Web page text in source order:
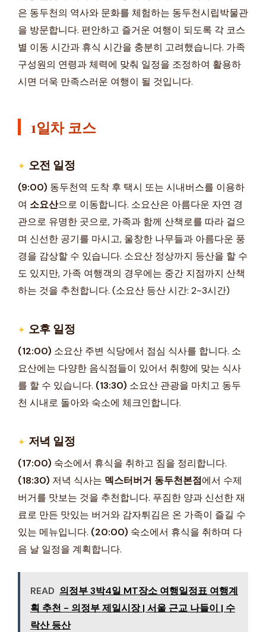
은 동두천의 역사와 문화를 체험하는 동두천시립박물관
을 방문합니다. 편안하고 즐거운 여행이 되도록 각 코스
별 이동 시간과 휴식 시간을 충분히 고려했습니다. 가족
구성원의 연령과 체력에 맞춰 일정을 조정하여 활용하
시면 더욱 만족스러운 여행이 될 것입니다.
1일차 코스
오전 일정
(9:00) 동두천역 도착 후 택시 또는 시내버스를 이용하
여 소요산으로 이동합니다. 소요산은 아름다운 자연 경
관으로 유명한 곳으로, 가족과 함께 산책로를 따라 걸으
며 신선한 공기를 마시고, 울창한 나무들과 아름다운 풍
경을 감상할 수 있습니다. 소요산 정상까지 등산을 할 수
도 있지만, 가족 여행객의 경우에는 중간 지점까지 산책
하는 것을 추천합니다. (소요산 등산 시간: 2~3시간)
오후 일정
(12:00) 소요산 주변 식당에서 점심 식사를 합니다. 소
요산에는 다양한 음식점들이 있어서 취향에 맞는 식사
를 할 수 있습니다. (13:30) 소요산 관광을 마치고 동두
천 시내로 돌아와 숙소에 체크인합니다.
저녁 일정
(17:00) 숙소에서 휴식을 취하고 짐을 정리합니다.
(18:30) 저녁 식사는 덱스터버거 동두천본점에서 수제
버거를 맛보는 것을 추천합니다. 푸짐한 양과 신선한 재
료로 만든 맛있는 버거와 감자튀김은 온 가족이 즐길 수
있는 메뉴입니다. (20:00) 숙소에서 휴식을 취하며 다
음 날 일정을 계획합니다.
READ 의정부 3박4일 MT장소 여행일정표 여행계
획 추천 - 의정부 제일시장 | 서울 근교 나들이 | 수
락산 등산